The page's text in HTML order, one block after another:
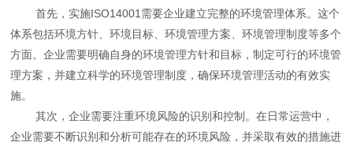
首先，实施ISO14001需要企业建立完整的环境管理体系。这个
体系包括环境方针、环境目标、环境管理方案、环境管理制度等多个
方面。企业需要明确自身的环境管理方针和目标，制定可行的环境管
理方案，并建立科学的环境管理制度，确保环境管理活动的有效实
施。
其次，企业需要注重环境风险的识别和控制。在日常运营中，
企业需要不断识别和分析可能存在的环境风险，并采取有效的措施进